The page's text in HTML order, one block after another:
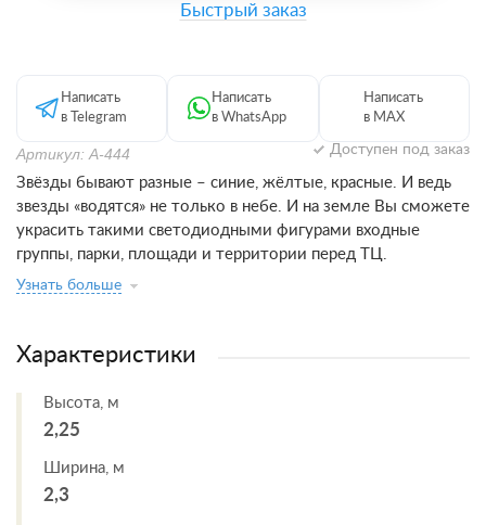
Артикул: А-444 Доступен под заказ
Звёзды бывают разные – синие, жёлтые, красные. И ведь
звезды «водятся» не только в небе. И на земле Вы сможете
украсить такими светодиодными фигурами входные
группы, парки, площади и территории перед ТЦ.
Узнать больше
Быстрый заказ
Написать
в Telegram
Написать
в WhatsApp
Написать
в MAX
Характеристики
Высота, м
2,25
Ширина, м
2,3